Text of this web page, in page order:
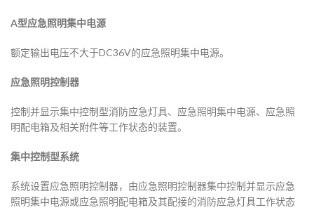
A型应急照明集中电源
额定输出电压不大于DC36V的应急照明集中电源。
应急照明控制器
控制并显示集中控制型消防应急灯具、应急照明集中电源、应急照
明配电箱及相关附件等工作状态的装置。
集中控制型系统
系统设置应急照明控制器，由应急照明控制器集中控制并显示应急
照明集中电源或应急照明配电箱及其配接的消防应急灯具工作状态